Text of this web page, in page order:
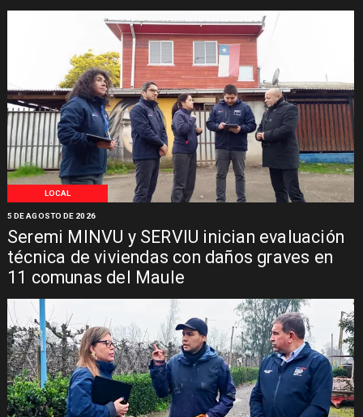
LOCAL
Seremi MINVU y SERVIU inician evaluación
técnica de viviendas con daños graves en
11 comunas del Maule
5 DE AGOSTO DE 2026